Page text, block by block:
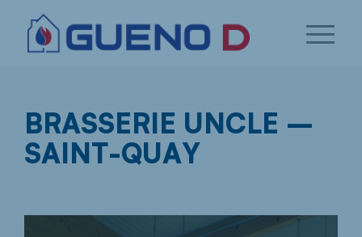
BRASSERIE UNCLE –
SAINT-QUAY